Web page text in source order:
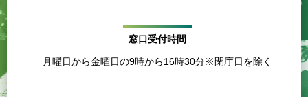
窓口受付時間
月曜日から金曜日の9時から16時30分※閉庁日を除く